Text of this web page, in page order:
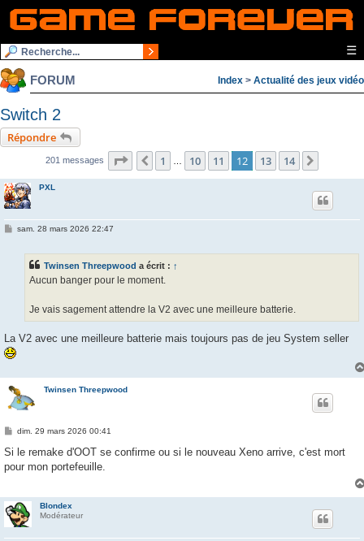
☰
FORUM Index > Actualité des jeux vidéo
Switch 2
Répondre
201 messages Page 12 sur 14
Précédente
1 … 10 11 12 13 14
PXL
Msam. 28 mars 2026 22:47
Twinsen Threepwood a écrit : ↑
Aucun banger pour le moment.
Je vais sagement attendre la V2 avec une meilleure batterie.
La V2 avec une meilleure batterie mais toujours pas de jeu System seller
Twinsen Threepwood
M
s
a
dim. 29 mars 2026 00:41
Si le remake d'OOT se confirme ou si le nouveau Xeno arrive, c'est mort
pour mon portefeuille.
Blondex
Modérateur